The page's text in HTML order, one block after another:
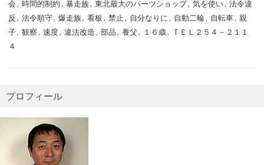
会 , 時間的制約 , 暴走族, 東北最大のパーツショップ, 気を使い, 法令違
反 , 法令順守, 爆走族, 看板 , 禁止 , 自分なりに , 自動二輪, 自転車, 親
子, 観察 , 速度, 違法改造 , 部品 , 養父 , １６歳,
ＴＥＬ２５４－２１１
４
プロフィール